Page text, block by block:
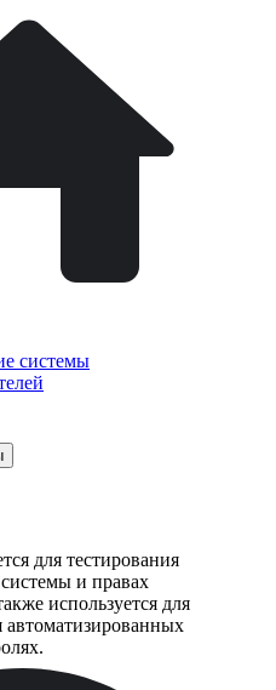
системы
для тестирования
и правах
используется для
автоматизированных